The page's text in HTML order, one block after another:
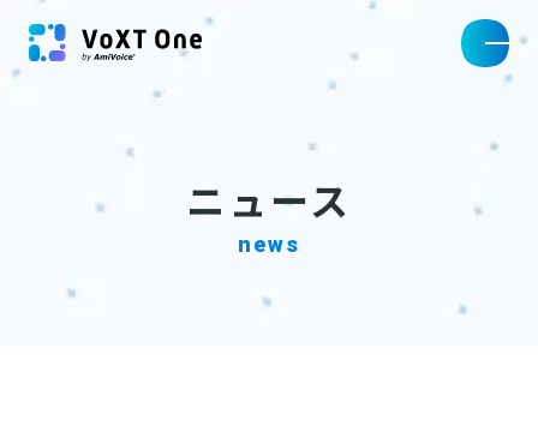
ニュース
news